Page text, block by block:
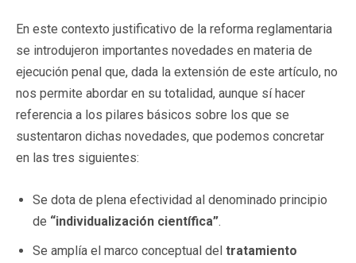
En este contexto justificativo de la reforma reglamentaria
se introdujeron importantes novedades en materia de
ejecución penal que, dada la extensión de este artículo, no
nos permite abordar en su totalidad, aunque sí hacer
referencia a los pilares básicos sobre los que se
sustentaron dichas novedades, que podemos concretar
en las tres siguientes:
Se dota de plena efectividad al denominado principio
de “individualización científica”.
Se amplía el marco conceptual del tratamiento